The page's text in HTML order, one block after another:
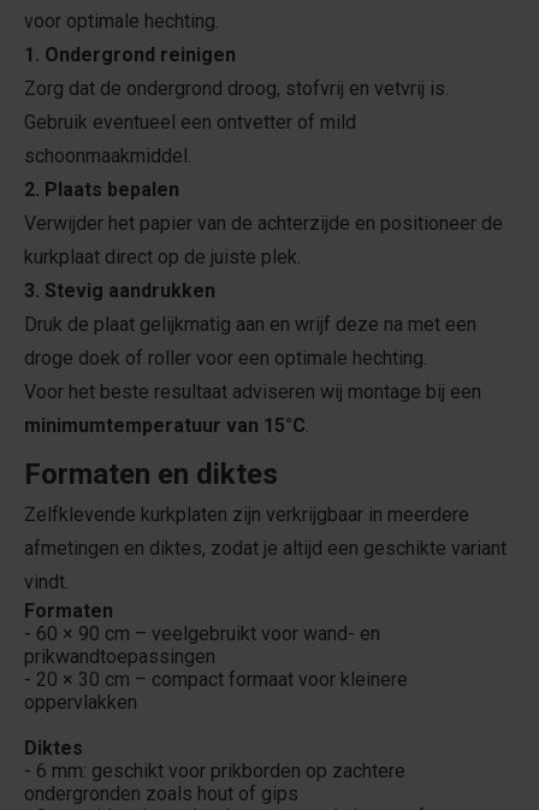
voor optimale hechting.
1. Ondergrond reinigen
Zorg dat de ondergrond droog, stofvrij en vetvrij is.
Gebruik eventueel een ontvetter of mild
schoonmaakmiddel.
2. Plaats bepalen
Verwijder het papier van de achterzijde en positioneer de
kurkplaat direct op de juiste plek.
3. Stevig aandrukken
Druk de plaat gelijkmatig aan en wrijf deze na met een
droge doek of roller voor een optimale hechting.
Voor het beste resultaat adviseren wij montage bij een
minimumtemperatuur van 15°C
Formaten en diktes
Zelfklevende kurkplaten zijn verkrijgbaar in meerdere
afmetingen en diktes, zodat je altijd een geschikte variant
vindt.
Formaten
- 60 × 90 cm – veelgebruikt voor wand- en
prikwandtoepassingen
- 20 × 30 cm – compact formaat voor kleinere
oppervlakken
Diktes
- 6 mm: geschikt voor prikborden op zachtere
ondergronden zoals hout of gips